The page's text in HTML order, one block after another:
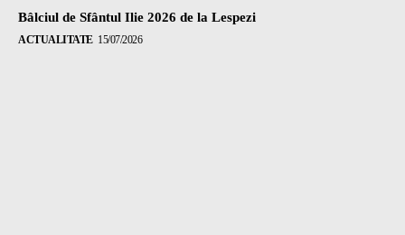
Bâlciul de Sfântul Ilie 2026 de la Lespezi
ACTUALITATE 15/07/2026